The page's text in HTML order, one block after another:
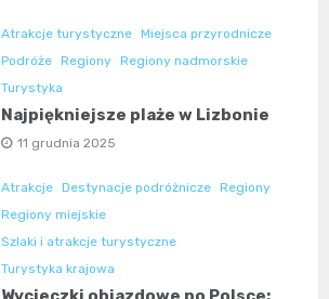
Atrakcje turystyczne Miejsca przyrodnicze
Podróże Regiony Regiony nadmorskie
Turystyka
Najpiękniejsze plaże w Lizbonie
11 grudnia 2025
Atrakcje Destynacje podróżnicze Regiony
Regiony miejskie
Szlaki i atrakcje turystyczne
Turystyka krajowa